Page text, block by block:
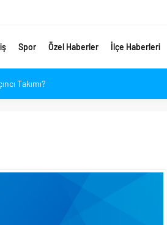
Spor Özel Haberler İlçe Haberleri
Takımı?
Ayrılıyor